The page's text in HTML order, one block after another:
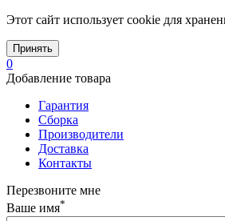
Этот сайт использует cookie для
Принять
0
Добавление товара
Гарантия
Сборка
Производители
Доставка
Контакты
Перезвоните мне
Ваше имя*